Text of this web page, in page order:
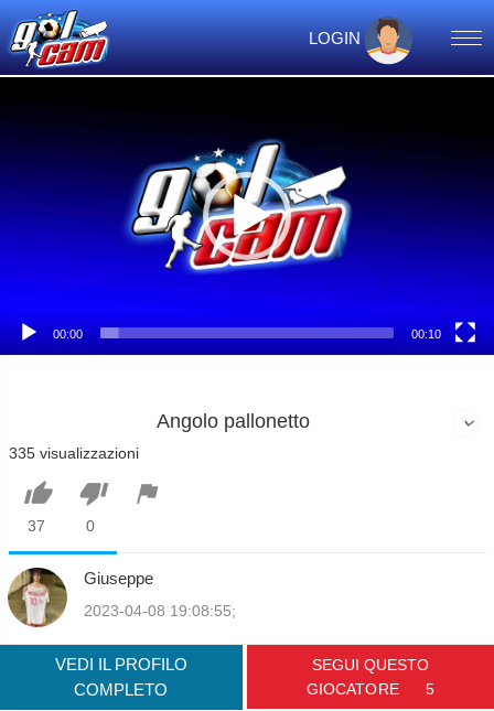
LOGIN
00:00 00:10
Angolo pallonetto
335 visualizzazioni

37

0

Giuseppe
2023-04-08 19:08:55;
VEDI IL PROFILO
COMPLETO
SEGUI QUESTO
GIOCATORE
5